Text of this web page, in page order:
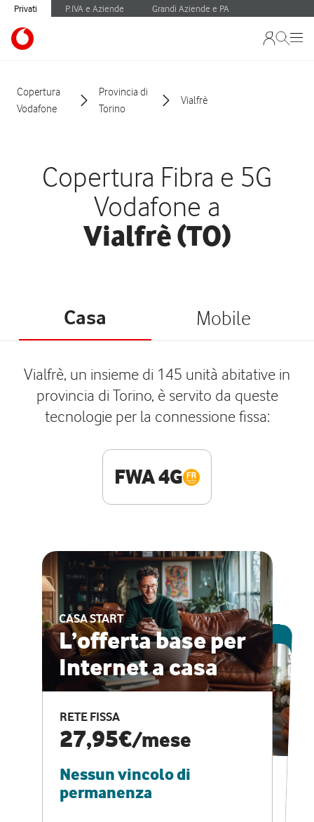
Privati P.IVA e Aziende Grandi Aziende e PA
Copertura
Vodafone
Provincia di
Torino
Vialfrè
Copertura Fibra e 5G
Vodafone a
Vialfrè (TO)
Casa Mobile
Vialfrè, un insieme di 145 unità abitative in
provincia di Torino, è servito da queste
tecnologie per la connessione fissa:
FWA 4G
CASA START
L’offerta base per
Internet a casa
RETE FISSA
27,95€/mese
Nessun vincolo di
permanenza
ESCLUSIVA ONLINE
CASA PRO
Internet veloce e
vantaggi speciali
RETE FISSA + VODAFONE CLUB
29,95€